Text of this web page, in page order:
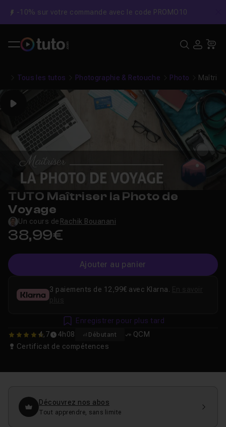
-10% sur votre commande avec le code PROMO10
Tous les tutos Photographie & Retouche Photo
Play
TUTO Maîtriser la Photo de
Voyage
Un cours de Rachik Bouanani
38,99€
Ajouter au panier
4.6666666666667
4,7 4h08 Débutant
QCM
Certificat de compétences
3 paiements de 12,99€ avec Klarna.
Enregistrer pour plus tard
Découvrez nos abos
Tout apprendre, sans limite